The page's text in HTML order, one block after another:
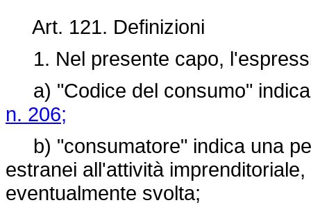
Art. 121. Definizioni
1. Nel presente capo,
a) "Codice del consumo"
n. 206;
b) "consumatore" indica una
estranei all'attività
eventualmente svolta;